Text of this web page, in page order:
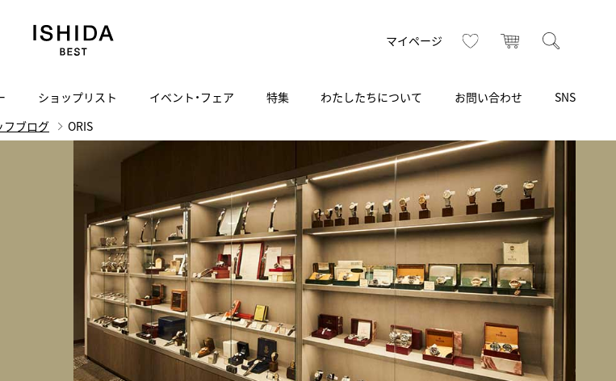
マイページ お気に入りカート
K L M
amazfit
アマズフィット
AMIDA
アミダ
ARMINSTROM
アーミンシュトローム
Arnold & Son
アーノルド＆サン
り・委託サービスについて
ンテージブランド一覧はこちら
ISHIDA いいモノ Selection
いいモノ Gift selection
i.s.d.(アイエスディー)
ショップリスト
ISHIDA N43°（札幌）
Luxury Time Lounge ブライトリング ブティック 銀座
IWC 表参道ブティック BEST VINTAGE新宿
イベント・フェア 特集 わたしたちについて お問い合わせ SNS
TikTok
フブログ ORIS